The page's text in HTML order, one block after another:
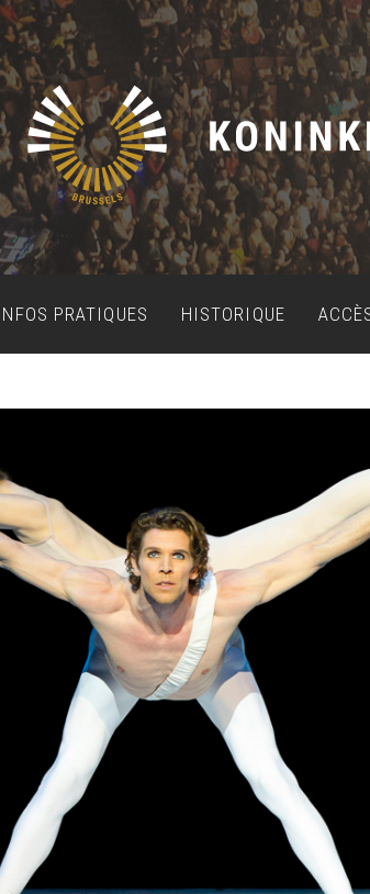
PRATIQUES HISTORIQUE